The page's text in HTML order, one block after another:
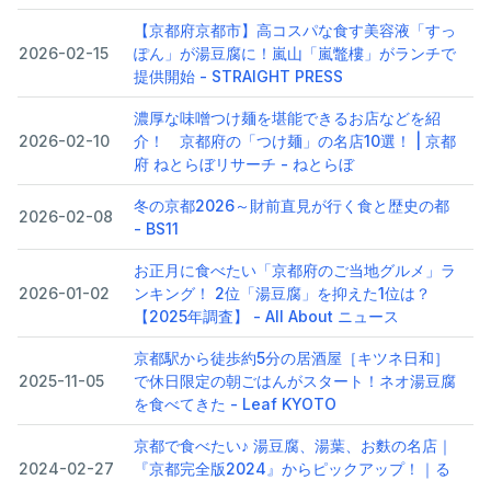
2026-02-15
【京都府京都市】高コスパな食す美容液「すっ
ぽん」が湯豆腐に！嵐山「嵐鼈樓」がランチで
提供開始 - STRAIGHT PRESS
2026-02-10
濃厚な味噌つけ麺を堪能できるお店などを紹
介！ 京都府の「つけ麺」の名店10選！ | 京都
府 ねとらぼリサーチ - ねとらぼ
2026-02-08
冬の京都2026～財前直見が行く食と歴史の都
- BS11
2026-01-02
お正月に食べたい「京都府のご当地グルメ」ラ
ンキング！ 2位「湯豆腐」を抑えた1位は？
【2025年調査】 - All About ニュース
2025-11-05
京都駅から徒歩約5分の居酒屋［キツネ日和］
で休日限定の朝ごはんがスタート！ネオ湯豆腐
を食べてきた - Leaf KYOTO
2024-02-27
京都で食べたい♪ 湯豆腐、湯葉、お麩の名店｜
『京都完全版2024』からピックアップ！｜る